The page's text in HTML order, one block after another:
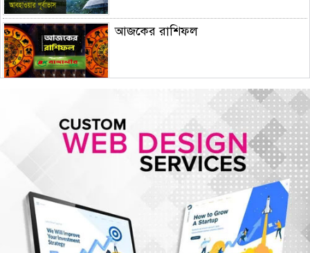
আজকের রাশিফল
বিভ্রান্তকারীদের ব্যাপারে সতর্ক থাকুন :
কলকাতায় মমতার ওপর হামলা, অল্পের
জন্য প্রাণে রক্ষা
পররাষ্ট্রমন্ত্রীর সঙ্গে ভারতীয়
হাইকমিশনারের সাক্ষাৎ